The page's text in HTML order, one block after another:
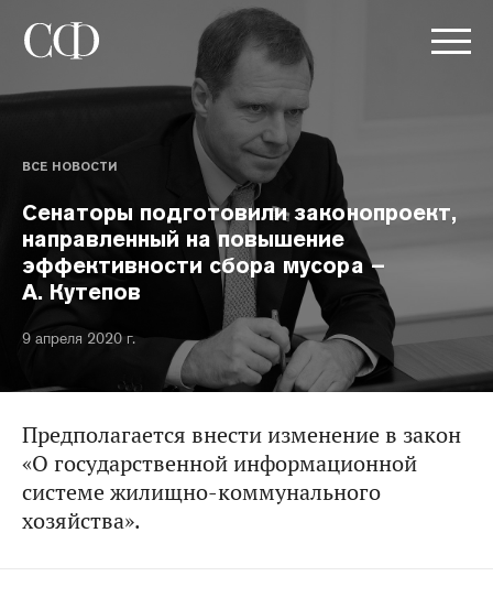
ВСЕ НОВОСТИ
Сенаторы подготовили законопроект,
направленный на повышение
эффективности сбора мусора –
А. Кутепов
9 апреля 2020 г.
Предполагается внести изменение в закон
«О государственной информационной
системе жилищно-коммунального
хозяйства».